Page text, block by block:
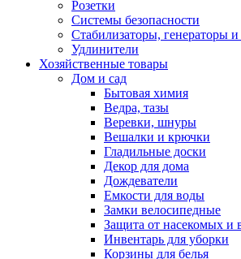
Розетки
Системы безопасности
Стабилизаторы, генераторы и
Удлинители
Хозяйственные товары
Дом и сад
Бытовая химия
Ведра, тазы
Веревки, шнуры
Вешалки и крючки
Гладильные доски
Декор для дома
Дождеватели
Емкости для воды
Замки велосипедные
Защита от насекомых и
Инвентарь для уборки
Корзины для белья